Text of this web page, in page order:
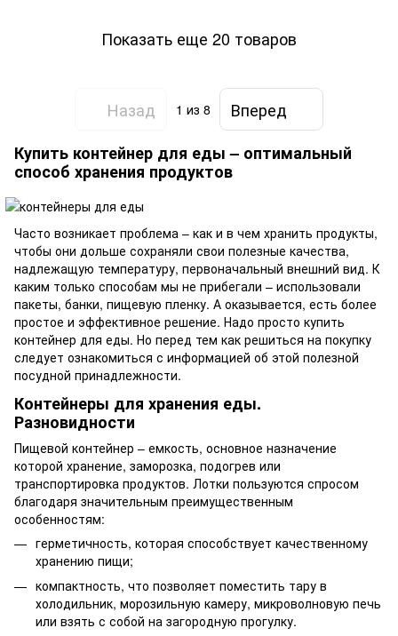
Показать еще 20 товаров
Назад 1 из 8
Вперед
Купить контейнер для еды – оптимальный
способ хранения продуктов
Часто возникает проблема – как и в чем хранить продукты,
чтобы они дольше сохраняли свои полезные качества,
надлежащую температуру, первоначальный внешний вид. К
каким только способам мы не прибегали – использовали
пакеты, банки, пищевую пленку. А оказывается, есть более
простое и эффективное решение. Надо просто купить
контейнер для еды. Но перед тем как решиться на покупку
следует ознакомиться с информацией об этой полезной
посудной принадлежности.
Контейнеры для хранения еды.
Разновидности
Пищевой контейнер – емкость, основное назначение
которой хранение, заморозка, подогрев или
транспортировка продуктов. Лотки пользуются спросом
благодаря значительным преимущественным
особенностям:
герметичность, которая способствует качественному
хранению пищи;
компактность, что позволяет поместить тару в
холодильник, морозильную камеру, микроволновую печь
или взять с собой на загородную прогулку.